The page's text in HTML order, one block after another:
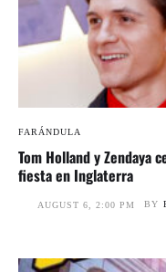
FARÁNDULA
Tom Holland y Zendaya
fiesta en Inglaterra
AUGUST 6, 2:00 PM BY